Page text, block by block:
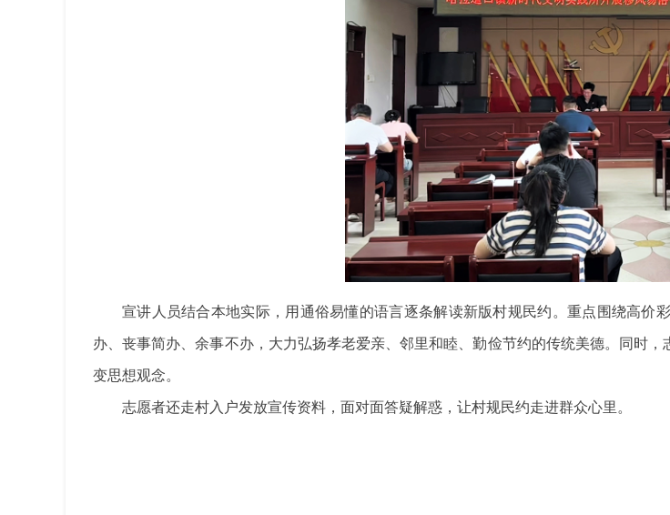
宣讲人员结合本地实际，用通俗易懂的语言逐条解读新版村规民约。重点围绕高
办、丧事简办、余事不办，大力弘扬孝老爱亲、邻里和睦、勤俭节约的传统美德。同时
变思想观念。
志愿者还走村入户发放宣传资料，面对面答疑解惑，让村规民约走进群众心里。